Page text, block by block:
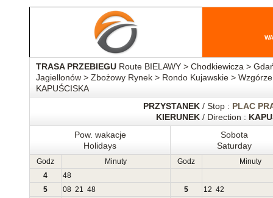
TRASA PRZEBIEGU Route BIELAWY > Chodkiewicza >
Jagiellonów > Zbożowy Rynek > Rondo Kujawskie >
KAPUŚCISKA
PRZYSTANEK/ Stop : PLAC
KIERUNEK / Direction :
Pow. wakacje
Holidays
Sobota
Saturday
Godz Minuty Godz
Minuty
4
48
5
08 21 48 5 12 42